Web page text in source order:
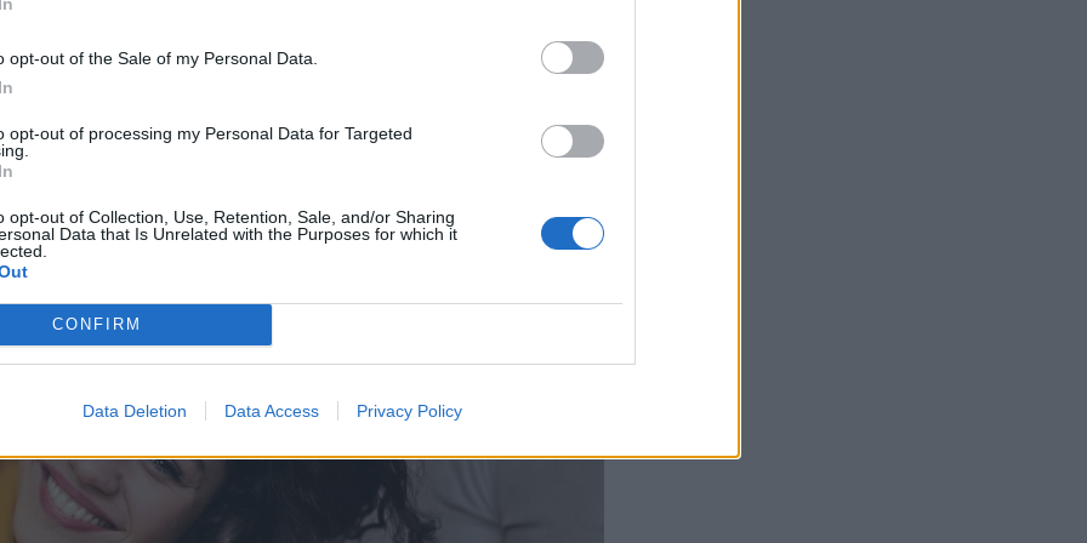
opt-out of the Sale of my Personal Data.
opt-out of processing my Personal Data for Targeted
opt-out of Collection, Use, Retention, Sale, and/or Sharing
Data that Is Unrelated with the Purposes for which it
CONFIRM
Data Deletion Data Access Privacy Policy
ότι τα άτομα με υψηλότερη
καλύτερη ψυχική υγεία
παράγοντα για την πρόσληψη και